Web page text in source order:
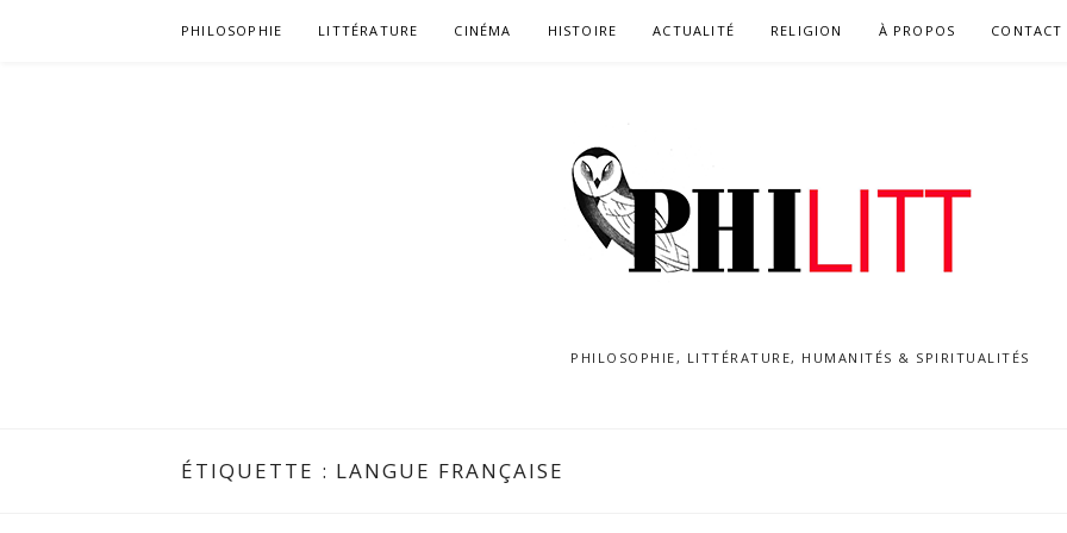
PHILOSOPHIE LITTÉRATURE CINÉMA HISTOIRE ACTUALITÉ RELIGION À PROPOS CONTACT
PHILOSOPHIE, LITTÉRATURE, HUMANITÉS & SPIRITUALITÉS
ÉTIQUETTE : LANGUE FRANÇAISE